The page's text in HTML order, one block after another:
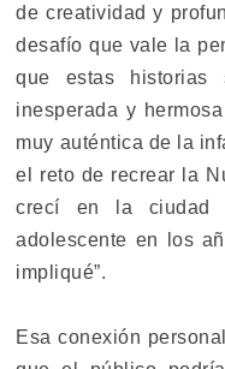
de creatividad y
desafío que vale la
que estas historias
inesperada y
muy auténtica de la
el reto de recrear la
crecí en la ciudad
adolescente en los
impliqué”.
Esa conexión